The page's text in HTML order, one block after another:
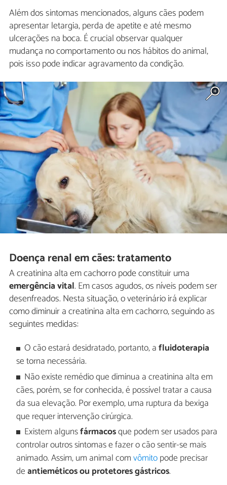
Além dos sintomas mencionados, alguns cães podem
apresentar letargia, perda de apetite e até mesmo
ulcerações na boca. É crucial observar qualquer
mudança no comportamento ou nos hábitos do animal,
pois isso pode indicar agravamento da condição.
Doença renal em cães: tratamento
A creatinina alta em cachorro pode constituir uma
emergência vital. Em casos agudos, os níveis podem ser
desenfreados. Nesta situação, o veterinário irá explicar
como diminuir a creatinina alta em cachorro, seguindo as
seguintes medidas:
O cão estará desidratado, portanto, afluidoterapia
se torna necessária.
Não existe remédio que diminua a creatinina alta em
cães, porém, se for conhecida, é possível tratar a causa
da sua elevação. Por exemplo, uma ruptura da bexiga
que requer intervenção cirúrgica.
Existem algunsfármacosque podem ser usados para
controlar outros sintomas e fazer o cão sentir-se mais
animado. Assim, um animal comvômitopode precisar
deantieméticos ou protetores gástricos.